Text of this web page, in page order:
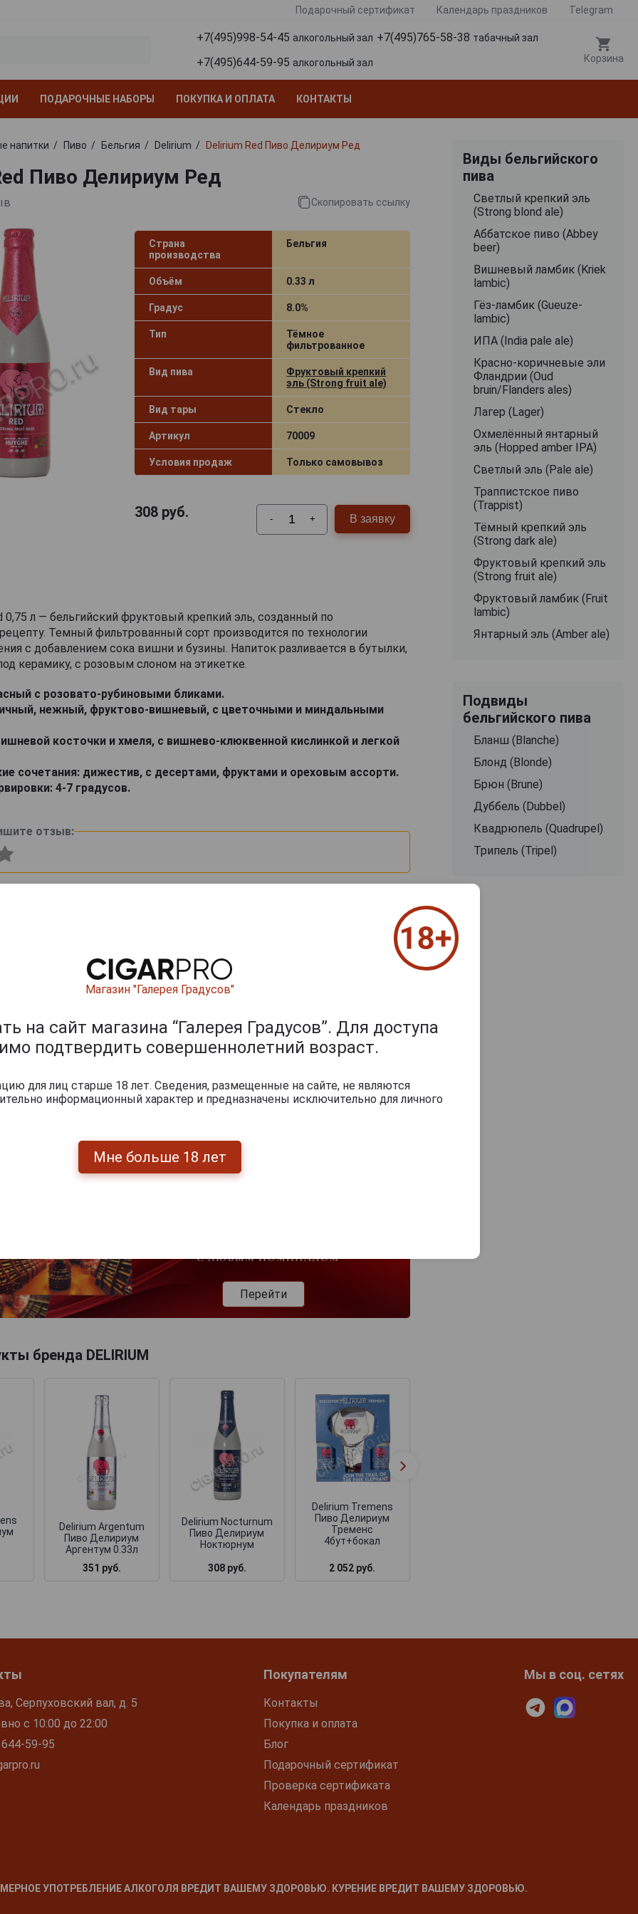
Подарочный сертификат Календарь праздников Telegram
+7(495)998-54-45 алкогольный зал +7(495)765-58-38 табачный зал
+7(495)644-59-95 алкогольный зал Корзина
ПОДАРОЧНЫЕ НАБОРЫ ПОКУПКА И ОПЛАТА КОНТАКТЫ
напитки Пиво Бельгия Delirium Delirium Red Пиво Делириум Ред
Пиво Делириум Ред
Скопировать ссылку
Страна
производства
Бельгия
Объём 0.33 л
Градус 8.0%
Тип
Тёмное
фильтрованное
Вид пива
Фруктовый крепкий
эль (Strong fruit ale)
Вид тары Стекло
Артикул 70009
Условия продаж Только самовывоз
308руб. - + В заявку
0,75 л — бельгийский фруктовый крепкий эль, созданный по
Темный фильтрованный сорт производится по технологии
с добавлением сока вишни и бузины. Напиток разливается в бутылки,
керамику, с розовым слоном на этикетке.
с розовато-рубиновыми бликами.
нежный, фруктово-вишневый, с цветочными и миндальными
косточки и хмеля, с вишнево-клюквенной кислинкой и легкой
сочетания: дижестив, с десертами, фруктами и ореховым ассорти.
4-7 градусов.
отзыв:
0из 2000 знаков
Перейти
бренда DELIRIUM
Delirium Argentum
Пиво Делириум
Аргентум 0.33л
351 руб.
Delirium Nocturnum
Пиво Делириум
Ноктюрнум
308 руб.
Delirium Tremens
Пиво Делириум
Тременс
4бут+бокал
2 052 руб.
Виды бельгийского
пива
Cветлый крепкий эль
(Strong blond ale)
Аббатское пиво (Abbey
beer)
Вишневый ламбик (Kriek
lambic)
Гёз-ламбик (Gueuze-
lambic)
ИПА (India pale ale)
Красно-коричневые эли
Фландрии (Oud
bruin/Flanders ales)
Лагер (Lager)
Охмелённый янтарный
эль (Hopped amber IPA)
Светлый эль (Pale ale)
Траппистское пиво
(Trappist)
Тёмный крепкий эль
(Strong dark ale)
Фруктовый крепкий эль
(Strong fruit ale)
Фруктовый ламбик (Fruit
lambic)
Янтарный эль (Amber ale)
Подвиды
бельгийского пива
Бланш (Blanche)
Блонд (Blonde)
Брюн (Brune)
Дуббель (Dubbel)
Квадрюпель (Quadrupel)
Трипель (Tripel)
Серпуховский вал, д. 5
с 10:00 до 22:00
59-95
Покупателям
Контакты
Покупка и оплата
Блог
Подарочный сертификат
Проверка сертификата
Календарь праздников
Мы в соц. сетях
УПОТРЕБЛЕНИЕ АЛКОГОЛЯ ВРЕДИТ ВАШЕМУ ЗДОРОВЬЮ. КУРЕНИЕ ВРЕДИТ ВАШЕМУ ЗДОРОВЬЮ.
Магазин "Галерея Градусов"
на сайт магазина “Галерея Градусов”. Для доступа
подтвердить совершеннолетний возраст.
для лиц старше 18 лет. Сведения, размещенные на сайте, не являются
информационный характер и предназначены исключительно для личного
Мне больше 18 лет